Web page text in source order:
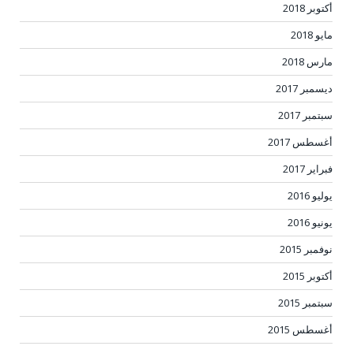
أكتوبر 2018
مايو 2018
مارس 2018
ديسمبر 2017
سبتمبر 2017
أغسطس 2017
فبراير 2017
يوليو 2016
يونيو 2016
نوفمبر 2015
أكتوبر 2015
سبتمبر 2015
أغسطس 2015